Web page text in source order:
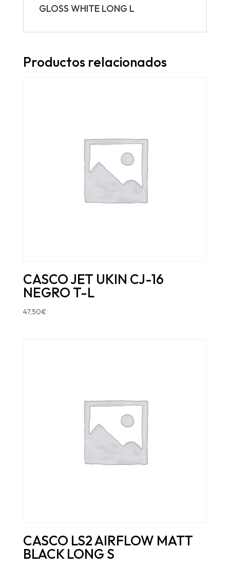
GLOSS WHITE LONG L
Productos relacionados
CASCO JET UKIN CJ-16
NEGRO T-L
47,50€
CASCO LS2 AIRFLOW MATT
BLACK LONG S